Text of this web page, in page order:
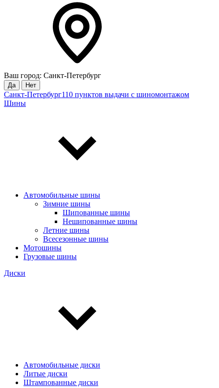
Ваш город: Санкт-Петербург
Да Нет
Санкт-Петербург110 пунктов выдачи с шиномонтажом
Шины
Автомобильные шины
Зимние шины
Шипованные шины
Нешипованные шины
Летние шины
Всесезонные шины
Мотошины
Грузовые шины
Диски
Автомобильные диски
Литые диски
Штампованные диски